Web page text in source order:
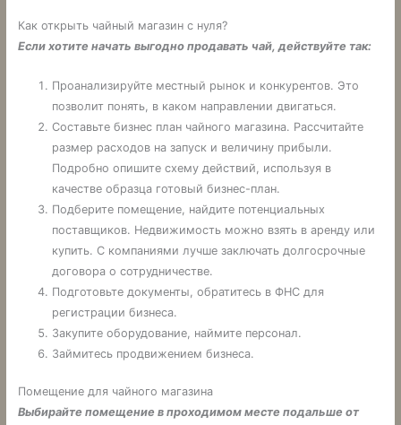
Как открыть чайный магазин с нуля?
Если хотите начать выгодно продавать чай, действуйте так:
Проанализируйте местный рынок и конкурентов. Это
позволит понять, в каком направлении двигаться.
Составьте бизнес план чайного магазина. Рассчитайте
размер расходов на запуск и величину прибыли.
Подробно опишите схему действий, используя в
качестве образца готовый бизнес-план.
Подберите помещение, найдите потенциальных
поставщиков. Недвижимость можно взять в аренду или
купить. С компаниями лучше заключать долгосрочные
договора о сотрудничестве.
Подготовьте документы, обратитесь в ФНС для
регистрации бизнеса.
Закупите оборудование, наймите персонал.
Займитесь продвижением бизнеса.
Помещение для чайного магазина
Выбирайте помещение в проходимом месте подальше от